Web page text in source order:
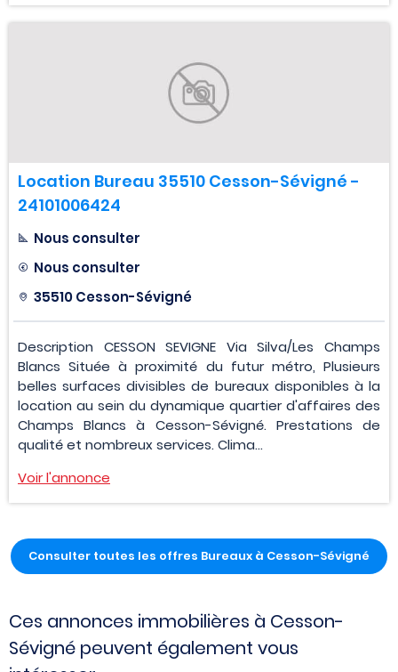
Location Bureau 35510 Cesson-Sévigné -
24101006424
Nous consulter
Nous consulter
35510 Cesson-Sévigné
Description CESSON SEVIGNE Via Silva/Les Champs
Blancs Située à proximité du futur métro, Plusieurs
belles surfaces divisibles de bureaux disponibles à la
location au sein du dynamique quartier d'affaires des
Champs Blancs à Cesson-Sévigné. Prestations de
qualité et nombreux services. Clima...
Voir l'annonce
Consulter toutes les offres Bureaux à Cesson-Sévigné
Ces annonces immobilières à Cesson-
Sévigné peuvent également vous